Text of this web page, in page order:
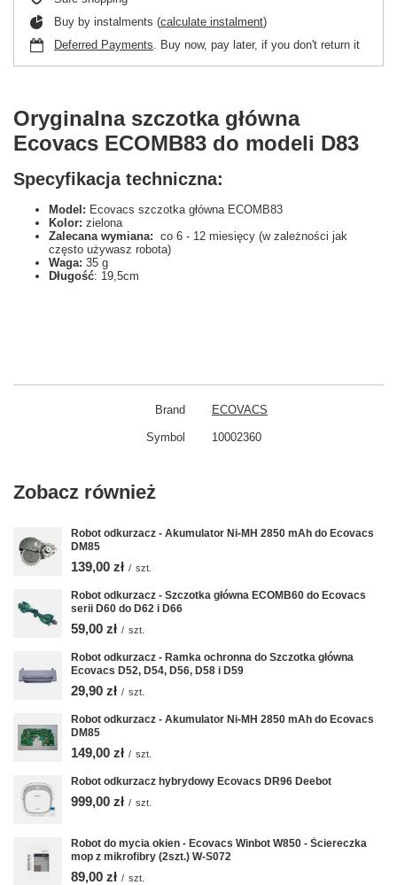
Buy by instalments (calculate instalment)
Deferred Payments. Buy now, pay later, if you don't return it
Oryginalna szczotka główna
Ecovacs ECOMB83 do modeli D83
Specyfikacja techniczna:
Model: Ecovacs szczotka główna ECOMB83
Kolor: zielona
Zalecana wymiana: co 6 - 12 miesięcy (w zależności jak
często używasz robota)
Waga: 35 g
Długość: 19,5cm
Brand ECOVACS
Symbol 10002360
Zobacz również
Robot odkurzacz - Akumulator Ni-MH 2850 mAh do Ecovacs
DM85
139,00 zł / szt.
Robot odkurzacz - Szczotka główna ECOMB60 do Ecovacs
serii D60 do D62 i D66
59,00 zł / szt.
Robot odkurzacz - Ramka ochronna do Szczotka główna
Ecovacs D52, D54, D56, D58 i D59
29,90 zł / szt.
Robot odkurzacz - Akumulator Ni-MH 2850 mAh do Ecovacs
DM85
149,00 zł / szt.
Robot odkurzacz hybrydowy Ecovacs DR96 Deebot
999,00 zł / szt.
Robot do mycia okien - Ecovacs Winbot W850 - Ściereczka
mop z mikrofibry (2szt.) W-S072
89,00 zł / szt.